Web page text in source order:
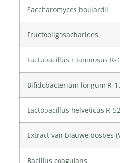
Saccharomyces boulardii
Fructooligosacharides
Lactobacillus rhamnosus R-
Bifidobacterium longum R-
Lactobacillus helveticus R-52
Extract van blauwe bosbes
Bacillus coagulans